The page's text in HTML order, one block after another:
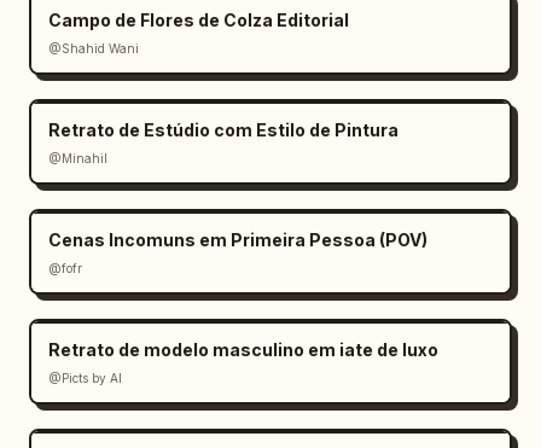
Campo de Flores de Colza Editorial
@Shahid Wani
Retrato de Estúdio com Estilo de Pintura
@Minahil
Cenas Incomuns em Primeira Pessoa (POV)
@fofr
Retrato de modelo masculino em iate de luxo
@Picts by AI